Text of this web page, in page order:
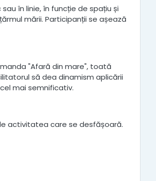
în linie, în funcție de spațiu și
mării. Participanții se așează
"Afară din mare", toată
să dea dinamism aplicării
mai semnificativ.
activitatea care se desfășoară.